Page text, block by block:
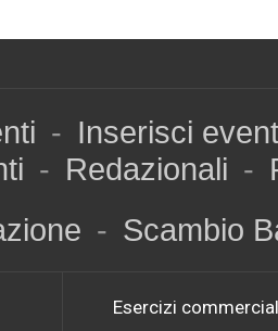
- Inserisci
- Redazionali -
- Scambio
Esercizi